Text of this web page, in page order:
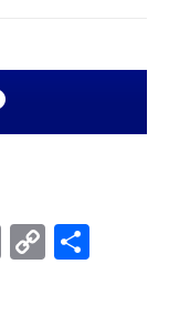
Email
Copy